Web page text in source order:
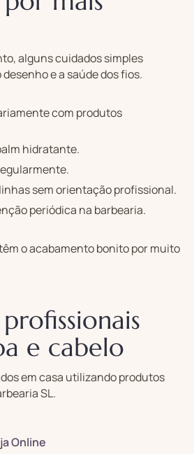
alguns cuidados simples
e a saúde dos fios.
com produtos
hidratante.
sem orientação profissional.
periódica na barbearia.
o acabamento bonito por muito
e cabelo
em casa utilizando produtos
SL.
Online